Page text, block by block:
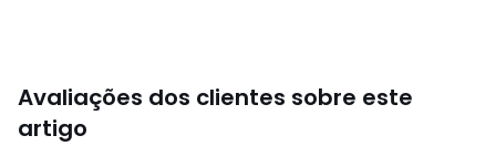
Avaliações dos clientes sobre este
artigo